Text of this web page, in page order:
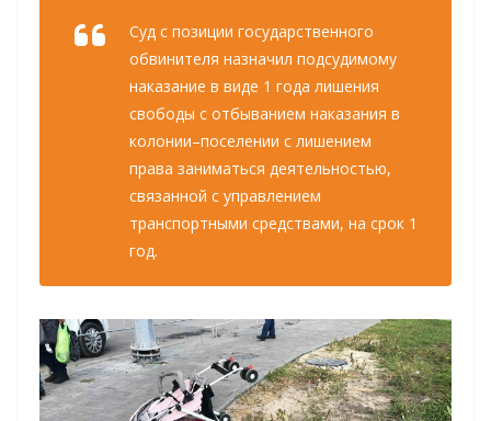
Суд с позиции государственного
обвинителя назначил подсудимому
наказание в виде 1 года лишения
свободы с отбыванием наказания в
колонии–поселении с лишением
права заниматься деятельностью,
связанной с управлением
транспортными средствами, на срок 1
год.